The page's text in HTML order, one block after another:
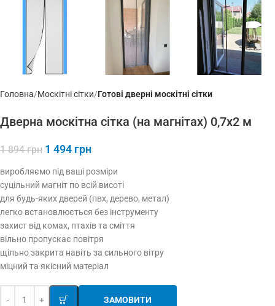
Головна Москітні сітки Готові дверні москітні сітки
Дверна москітна сітка (на магнітах) 0,7х2 м
1 894грн 1 494 грн
виробляємо під ваші розміри
суцільний магніт по всій висоті
для будь-яких дверей (пвх, дерево, метал)
легко встановлюється без інструменту
захист від комах, птахів та сміття
вільно пропускає повітря
щільно закрита навіть за сильного вітру
міцний та якісний матеріал
ЗАМОВИТИ